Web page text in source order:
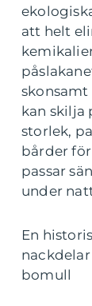
att helt
skonsamt
kan skilja
storlek,
bårder
passar
under
En
bomull